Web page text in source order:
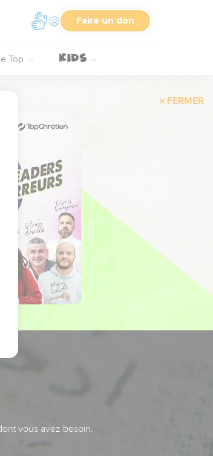
Faire un don
Top
FERMER
vous avez besoin.